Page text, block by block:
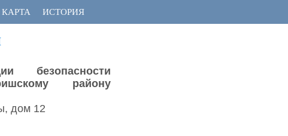
КАРТА ИСТОРИЯ
безопасности
району
дом 12